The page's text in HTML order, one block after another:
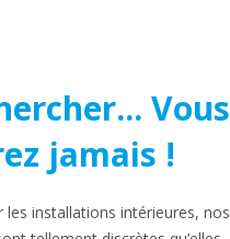
Vous
jamais !
installations intérieures, nos